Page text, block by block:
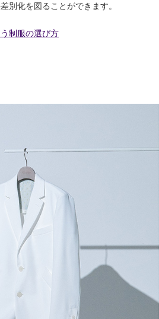
別化を図ることができます。
制服の選び方